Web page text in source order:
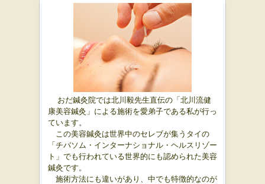
おだ鍼灸院では北川毅先生直伝の「北川流健
康美容鍼灸」による施術を愛弟子である私が行っ
ています。
この美容鍼灸は世界中のセレブが集うタイの
「チバソム・インターナショナル・ヘルスリゾー
ト」でも行われている世界的にも認められた美容
鍼灸です。
施術方法にも違いがあり、中でも特徴的なのが